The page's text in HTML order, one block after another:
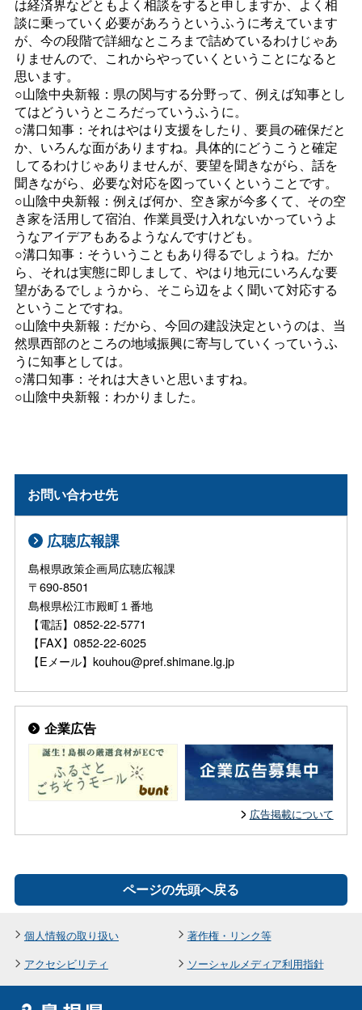
は経済界などともよく相談をすると申しますか、よく相
談に乗っていく必要があろうというふうに考えています
が、今の段階で詳細なところまで詰めているわけじゃあ
りませんので、これからやっていくということになると
思います。
○山陰中央新報：県の関与する分野って、例えば知事とし
てはどういうところだっていうふうに。
○溝口知事：それはやはり支援をしたり、要員の確保だと
か、いろんな面がありますね。具体的にどうこうと確定
してるわけじゃありませんが、要望を聞きながら、話を
聞きながら、必要な対応を図っていくということです。
○山陰中央新報：例えば何か、空き家が今多くて、その空
き家を活用して宿泊、作業員受け入れないかっていうよ
うなアイデアもあるようなんですけども。
○溝口知事：そういうこともあり得るでしょうね。だか
ら、それは実態に即しまして、やはり地元にいろんな要
望があるでしょうから、そこら辺をよく聞いて対応する
ということですね。
○山陰中央新報：だから、今回の建設決定というのは、当
然県西部のところの地域振興に寄与していくっていうふ
うに知事としては。
○溝口知事：それは大きいと思いますね。
○山陰中央新報：わかりました。
お問い合わせ先
広聴広報課
島根県政策企画局広聴広報課
〒690-8501
島根県松江市殿町１番地
【電話】0852-22-5771
【FAX】0852-22-6025
【Eメール】kouhou@pref.shimane.lg.jp
企業広告
広告掲載について
ページの先頭へ戻る
個人情報の取り扱い
著作権・リンク等
アクセシビリティ
ソーシャルメディア利用指針